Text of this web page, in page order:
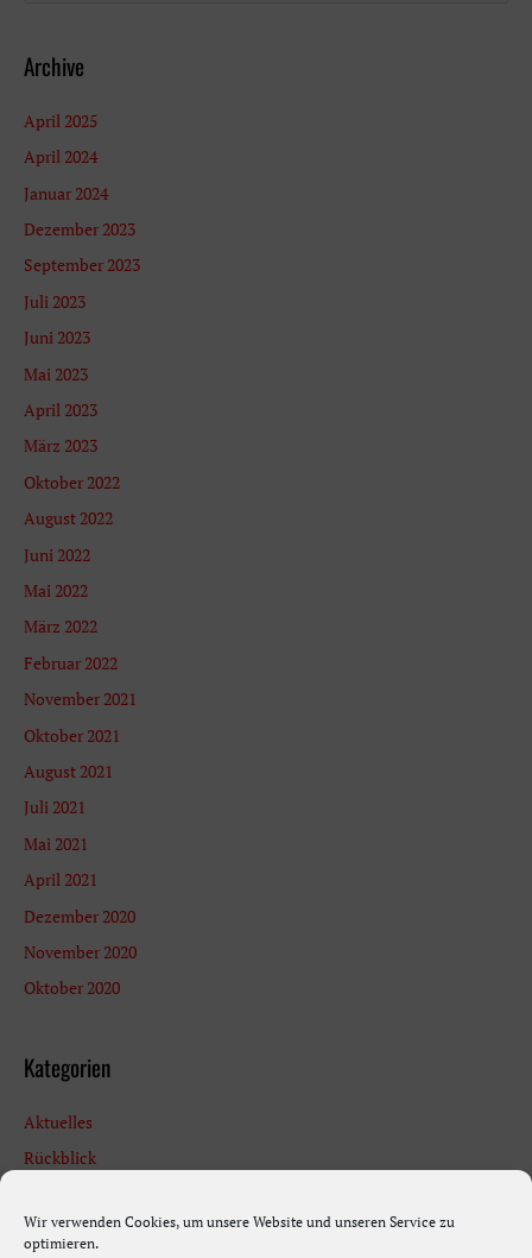
Wir verwenden Cookies, um unsere Website und unseren Service zu
optimieren.
h
n
n
a
Archive
April 2025
April 2024
Januar 2024
Dezember 2023
September 2023
Juli 2023
Juni 2023
Mai 2023
April 2023
März 2023
Oktober 2022
August 2022
Juni 2022
Mai 2022
März 2022
Februar 2022
November 2021
Oktober 2021
August 2021
Juli 2021
Mai 2021
April 2021
Dezember 2020
November 2020
Oktober 2020
Kategorien
Aktuelles
Rückblick
Uncategorized